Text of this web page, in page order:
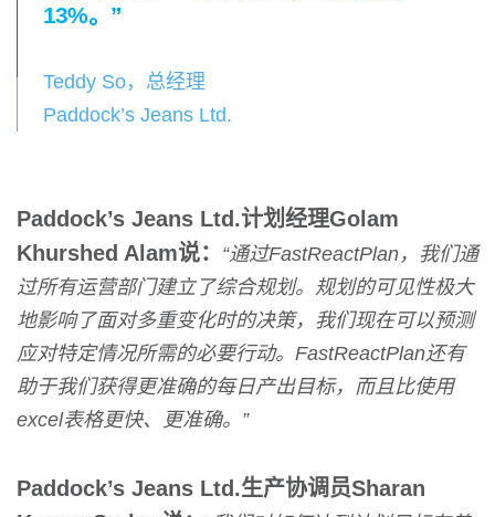
13%。”
Teddy So，总经理
Paddock’s Jeans Ltd.
Paddock’s Jeans Ltd.计划经理Golam
Khurshed Alam说： “通过FastReactPlan，我们通
过所有运营部门建立了综合规划。规划的可见性极大
地影响了面对多重变化时的决策，我们现在可以预测
应对特定情况所需的必要行动。FastReactPlan还有
助于我们获得更准确的每日产出目标，而且比使用
excel表格更快、更准确。”
Paddock’s Jeans Ltd.生产协调员Sharan